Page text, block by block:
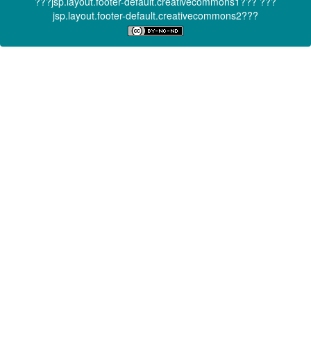
jsp.layout.footer-default.creativecommons2???